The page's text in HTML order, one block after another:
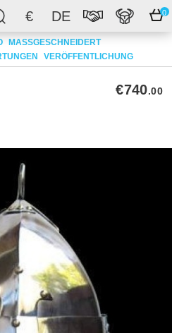
€ DE 0
MASSGESCHNEIDERT
VERÖFFENTLICHUNG
€740.00